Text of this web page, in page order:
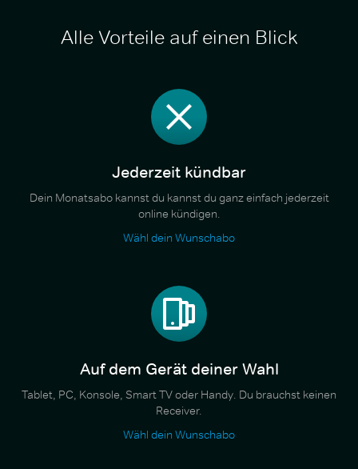
Alle Vorteile auf einen Blick
Jederzeit kündbar
Dein Monatsabo kannst du kannst du ganz einfach jederzeit
online kündigen.
Wähl dein Wunschabo
Auf dem Gerät deiner Wahl
Tablet, PC, Konsole, Smart TV oder Handy. Du brauchst keinen
Receiver.
Wähl dein Wunschabo